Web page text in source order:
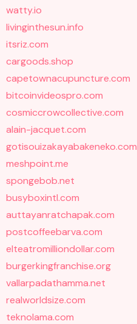
watty.io
livinginthesun.info
itsriz.com
cargoods.shop
capetownacupuncture.com
bitcoinvideospro.com
cosmiccrowcollective.com
alain-jacquet.com
gotisouizakayabakeneko.com
meshpoint.me
spongebob.net
busyboxintl.com
auttayanratchapak.com
postcoffeebarva.com
elteatromilliondollar.com
burgerkingfranchise.org
vallarpadathamma.net
realworldsize.com
teknolama.com